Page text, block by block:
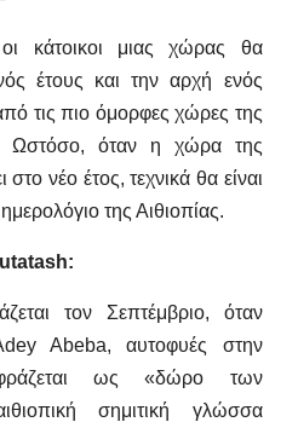
κάτοικοι μιας χώρας θα
έτους και την αρχή ενός
τις πιο όμορφες χώρες της
Ωστόσο, όταν η χώρα της
νέο έτος, τεχνικά θα είναι
της Αιθιοπίας.
τον Σεπτέμβριο, όταν
Abeba, αυτοφυές στην
ως «δώρο των
σημιτική γλώσσα